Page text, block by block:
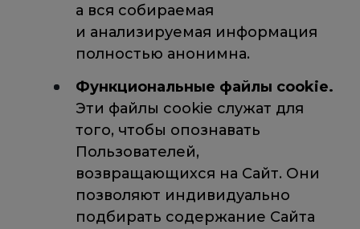
а вся собираемая
и анализируемая информация
полностью анонимна.
Функциональные файлы cookie.
Эти файлы cookie служат для
того, чтобы опознавать
Пользователей,
возвращающихся на Сайт. Они
позволяют индивидуально
подбирать содержание Сайта